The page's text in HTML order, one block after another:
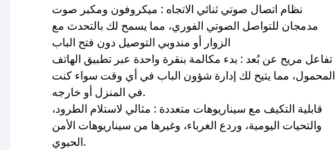
نظام اتصال صوتي ثنائي الاتجاه : ميكروفون ومكبر صوت
مدمجان للتواصل الصوتي الفوري، مما يسمح لك بالتحدث مع
الزوار أو مندوبي التوصيل دون فتح الباب
تفاعل مريح عن بُعد : بدء مكالمة بنقرة واحدة عبر تطبيق الهاتف
المحمول، مما يتيح لك إدارة شؤون الباب في أي وقت سواء كنت
في المنزل أو خارجه.
قابلية التكيف مع سيناريوهات متعددة : مثالي لاستلام الطرود،
والتحيات اليومية، وردع الغرباء، وغيرها من سيناريوهات الأمن
الحيوي.